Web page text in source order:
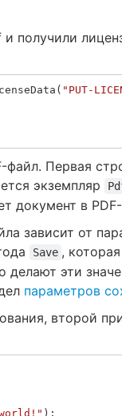
получили
( "PUT-
файл. Первая
экземпляр
документ в
зависит от
Save ,
эти
параметров
второй
);